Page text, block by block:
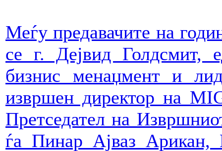
Меѓу предавачите на
се г. Дејвид Голдсмит,
бизнис менаџмент и
извршен директор на
Претседател на
ѓа Пинар Ајваз Арикан,